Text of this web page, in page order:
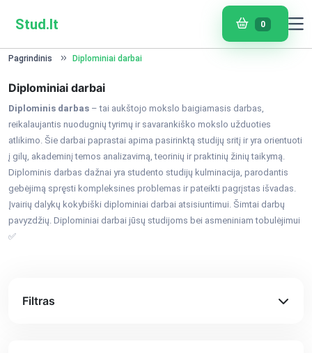
Stud.lt 0
Pagrindinis Diplominiai darbai
Diplominiai darbai
Diplominis darbas – tai aukštojo mokslo baigiamasis darbas,
reikalaujantis nuodugnių tyrimų ir savarankiško mokslo užduoties
atlikimo. Šie darbai paprastai apima pasirinktą studijų sritį ir yra orientuoti
į gilų, akademinį temos analizavimą, teorinių ir praktinių žinių taikymą.
Diplominis darbas dažnai yra studento studijų kulminacija, parodantis
gebėjimą spręsti kompleksines problemas ir pateikti pagrįstas išvadas.
Įvairių dalykų kokybiški diplominiai darbai atsisiuntimui. Šimtai darbų
pavyzdžių. Diplominiai darbai jūsų studijoms bei asmeniniam tobulėjimui
✅
Filtras